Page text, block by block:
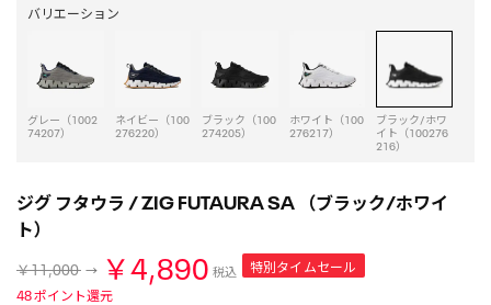
バリエーション
グレー（1002
74207）
ネイビー（100
276220）
ブラック（100
274205）
ホワイト（100
276217）
ブラック/ホワ
イト（100276
216）
ジグ フタウラ / ZIG FUTAURA SA （ブラック/ホワイ
ト）
￥11,000 ￥4,890 税込
特別タイムセール
48ポイント還元